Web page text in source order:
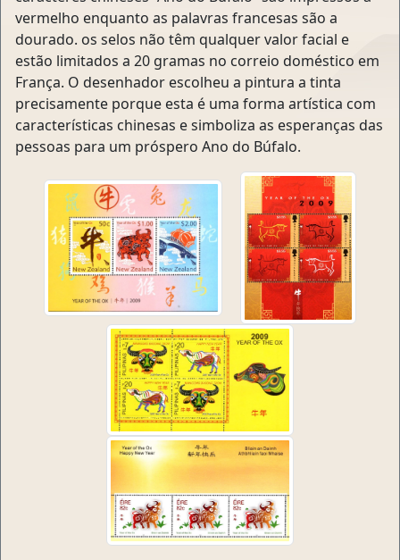
vermelho enquanto as palavras francesas são a
dourado. os selos não têm qualquer valor facial e
estão limitados a 20 gramas no correio doméstico em
França. O desenhador escolheu a pintura a tinta
precisamente porque esta é uma forma artística com
características chinesas e simboliza as esperanças das
pessoas para um próspero Ano do Búfalo.